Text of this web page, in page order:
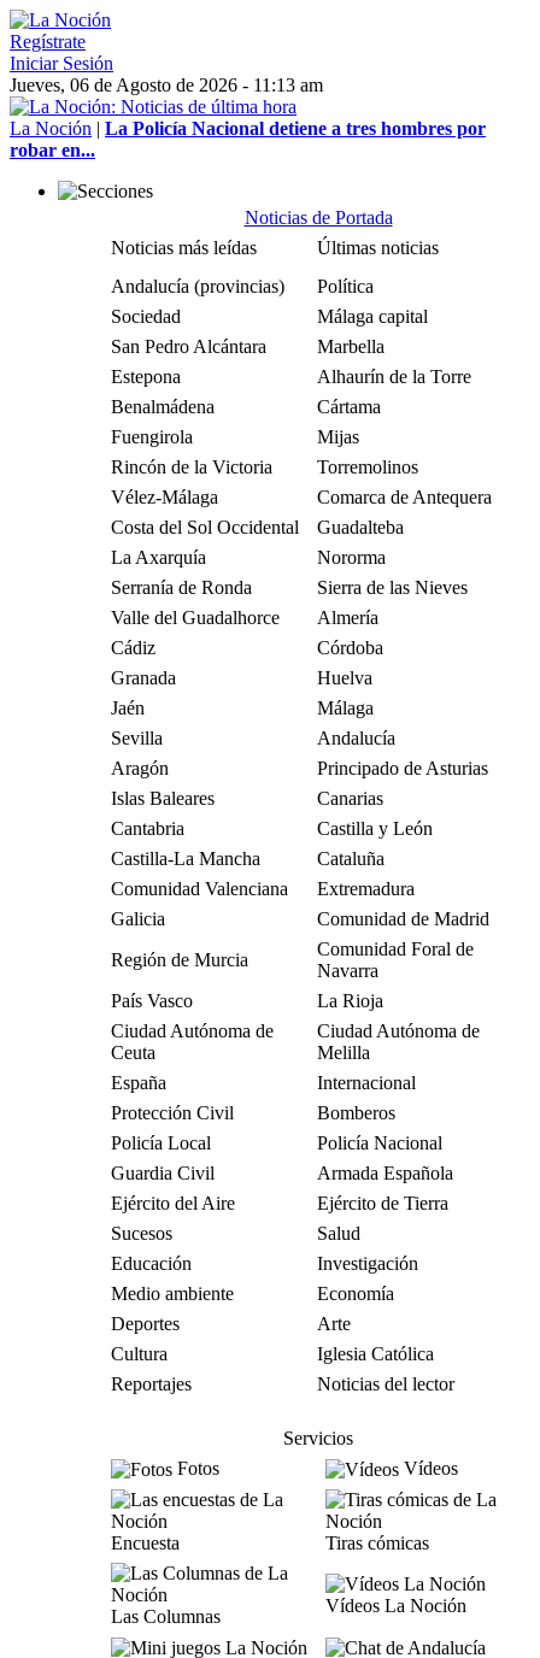
Regístrate
Iniciar Sesión
Jueves, 06 de Agosto de 2026 - 11:13 am
La Noción | La Policía Nacional detiene a tres hombres por
robar en...
Noticias de Portada
Noticias más leídas
Últimas noticias
Andalucía (provincias)
Política
Sociedad
Málaga capital
San Pedro Alcántara
Marbella
Estepona
Alhaurín de la Torre
Benalmádena
Cártama
Fuengirola
Mijas
Rincón de la Victoria
Torremolinos
Vélez-Málaga
Comarca de Antequera
Costa del Sol Occidental
Guadalteba
La Axarquía
Nororma
Serranía de Ronda
Sierra de las Nieves
Valle del Guadalhorce
Almería
Cádiz
Córdoba
Granada
Huelva
Jaén
Málaga
Sevilla
Andalucía
Aragón
Principado de Asturias
Islas Baleares
Canarias
Cantabria
Castilla y León
Castilla-La Mancha
Cataluña
Comunidad Valenciana
Extremadura
Galicia
Comunidad de Madrid
Región de Murcia
Comunidad Foral de
Navarra
País Vasco
La Rioja
Ciudad Autónoma de
Ceuta
Ciudad Autónoma de
Melilla
España
Internacional
Protección Civil
Bomberos
Policía Local
Policía Nacional
Guardia Civil
Armada Española
Ejército del Aire
Ejército de Tierra
Sucesos
Salud
Educación
Investigación
Medio ambiente
Economía
Deportes
Arte
Cultura
Iglesia Católica
Reportajes
Noticias del lector
Servicios
Fotos
Vídeos
Encuesta Tiras cómicas
Las Columnas
Vídeos La Noción